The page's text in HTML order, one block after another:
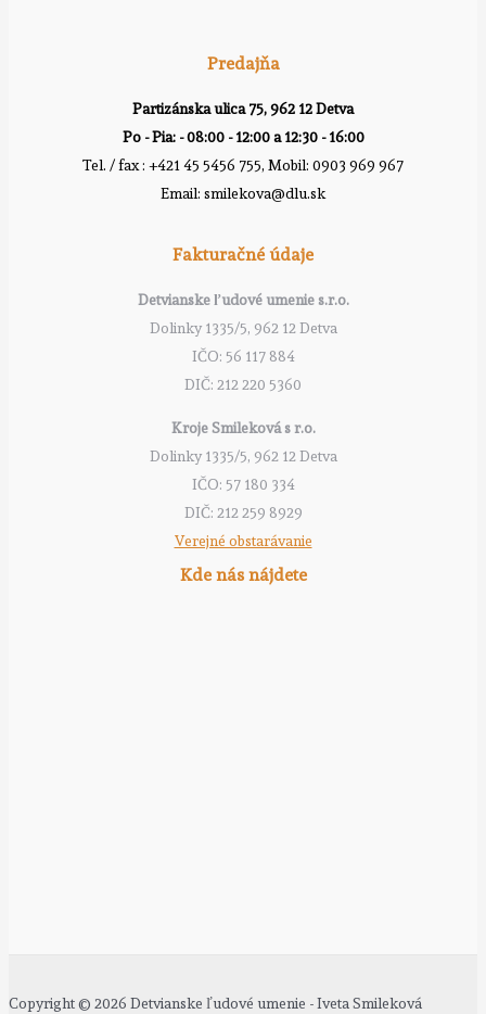
Predajňa
Partizánska ulica 75, 962 12 Detva
Po - Pia: - 08:00 - 12:00 a 12:30 - 16:00
Tel. / fax : +421 45 5456 755, Mobil: 0903 969 967
Email: smilekova@dlu.sk
Fakturačné údaje
Detvianske ľudové umenie s.r.o.
Dolinky 1335/5, 962 12 Detva
IČO: 56 117 884
DIČ: 212 220 5360
Kroje Smileková s r.o.
Dolinky 1335/5, 962 12 Detva
IČO: 57 180 334
DIČ: 212 259 8929
Verejné obstarávanie
Kde nás nájdete
Copyright © 2026 Detvianske ľudové umenie - Iveta Smileková